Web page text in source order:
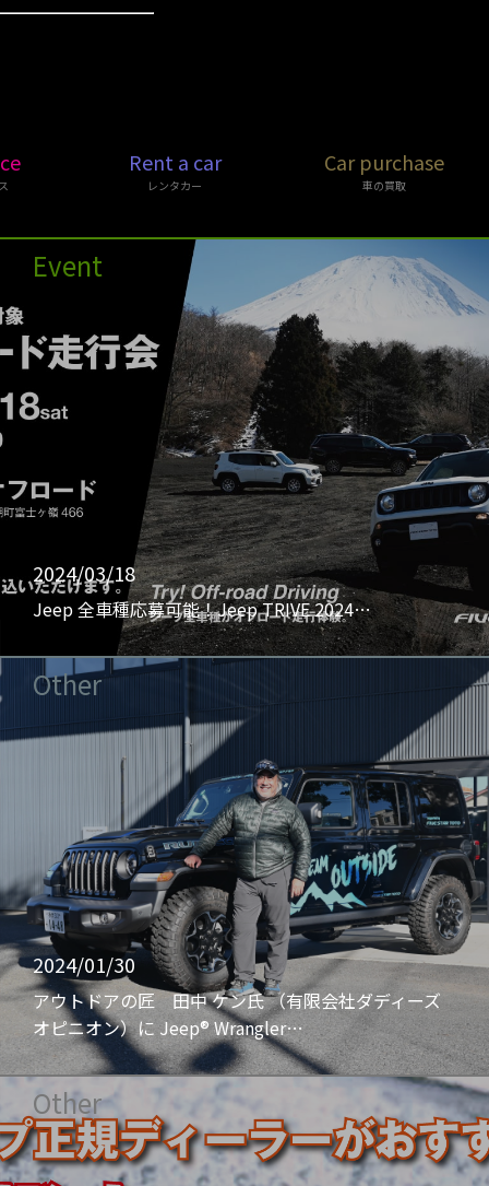
Rent a car
レンタカー
Car purchase
車の買取
Event
2024/03/18
Jeep 全車種応募可能！Jeep TRIVE 2024…
Other
2024/01/30
アウトドアの匠 田中 ケン氏 （有限会社ダディーズ
オピニオン）に Jeep® Wrangler…
Other